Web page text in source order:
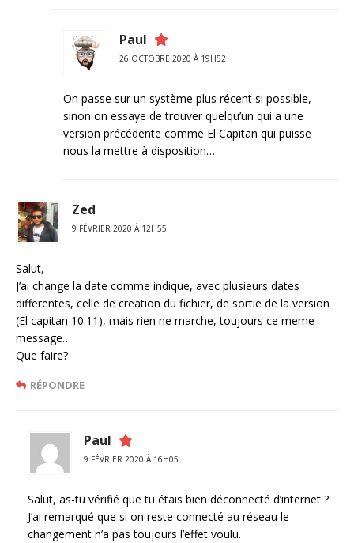
Paul
26 OCTOBRE 2020 À 19H52
On passe sur un système plus récent si possible,
sinon on essaye de trouver quelqu’un qui a une
version précédente comme El Capitan qui puisse
nous la mettre à disposition…
Zed
9 FÉVRIER 2020 À 12H55
Salut,
J’ai change la date comme indique, avec plusieurs dates
differentes, celle de creation du fichier, de sortie de la version
(El capitan 10.11), mais rien ne marche, toujours ce meme
message…
Que faire?
RÉPONDRE
Paul
9 FÉVRIER 2020 À 16H05
Salut, as-tu vérifié que tu étais bien déconnecté d’internet ?
J’ai remarqué que si on reste connecté au réseau le
changement n’a pas toujours l’effet voulu.